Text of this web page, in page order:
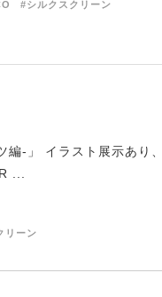
#シルクスクリーン
-」 イラスト展示あり、
...
リーン